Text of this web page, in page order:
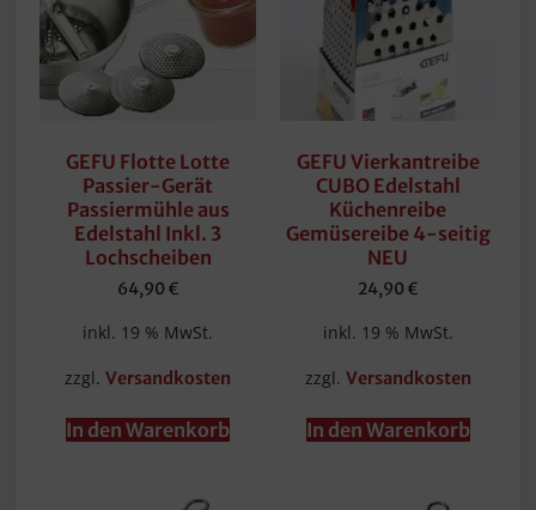
GEFU Flotte Lotte
Passier-Gerät
Passiermühle aus
Edelstahl Inkl. 3
Lochscheiben
64,90 €
inkl. 19 % MwSt.
zzgl.Versandkosten
In den Warenkorb
GEFU Vierkantreibe
CUBO Edelstahl
Küchenreibe
Gemüsereibe 4-seitig
NEU
24,90 €
inkl. 19 % MwSt.
zzgl. Versandkosten
In den Warenkorb